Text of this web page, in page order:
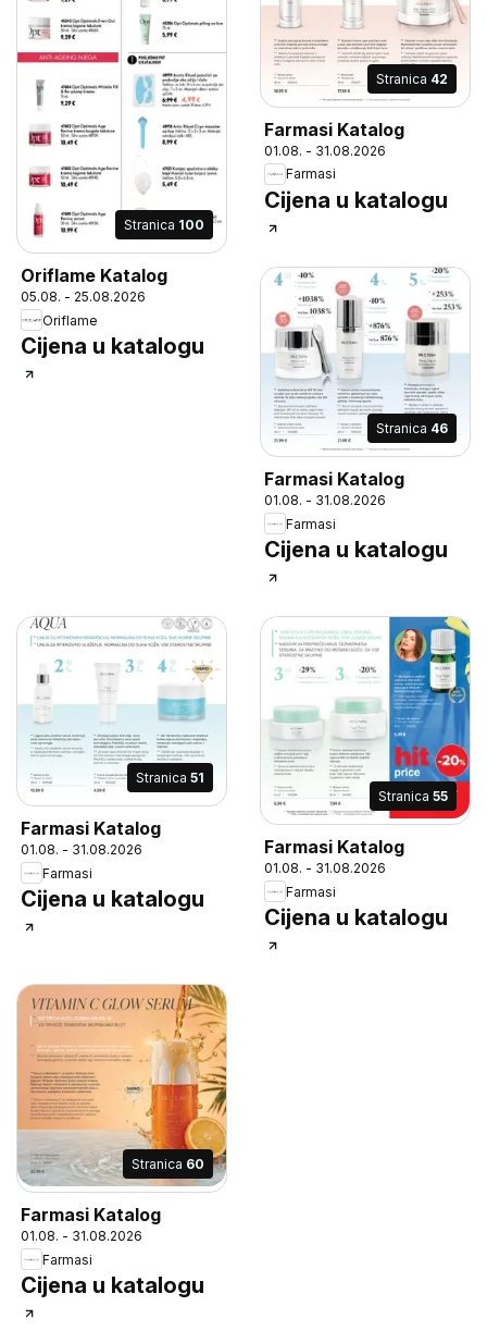
Stranica 100
Oriflame Katalog
05.08. - 25.08.2026
Oriflame
Cijena u katalogu
Stranica 42
Farmasi Katalog
01.08. - 31.08.2026
Farmasi
Cijena u katalogu
Stranica 46
Farmasi Katalog
01.08. - 31.08.2026
Farmasi
Cijena u katalogu
Stranica 51
Farmasi Katalog
01.08. - 31.08.2026
Farmasi
Cijena u katalogu
Stranica 55
Farmasi Katalog
01.08. - 31.08.2026
Farmasi
Cijena u katalogu
Stranica 60
Farmasi Katalog
01.08. - 31.08.2026
Farmasi
Cijena u katalogu